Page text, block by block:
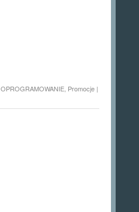
OPROGRAMOWANIE, Promocje |